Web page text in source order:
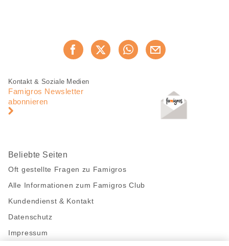
Jetzt weiterempfehlen
Fusszeile
Fusszeile
Navigation
Kontakt & Soziale Medien
Famigros Newsletter
abonnieren
Beliebte Seiten
Oft gestellte Fragen zu Famigros
Alle Informationen zum Famigros Club
Kundendienst & Kontakt
Datenschutz
Impressum